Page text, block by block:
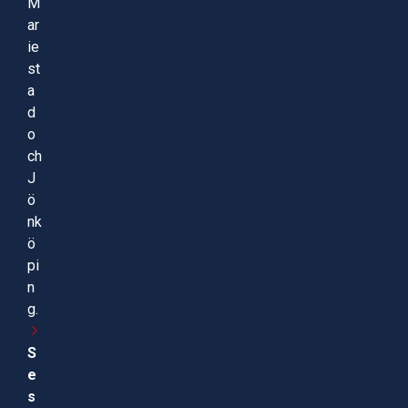
ar
ie
st
a
d
o
ch
J
ö
nk
ö
pi
n
g.
S
e
s